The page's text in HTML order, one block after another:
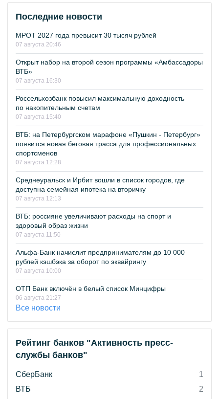
Последние новости
МРОТ 2027 года превысит 30 тысяч рублей
07 августа 20:46
Открыт набор на второй сезон программы «Амбассадоры
ВТБ»
07 августа 16:30
Россельхозбанк повысил максимальную доходность
по накопительным счетам
07 августа 15:40
ВТБ: на Петербургском марафоне «Пушкин - Петербург»
появится новая беговая трасса для профессиональных
спортсменов
07 августа 12:28
Среднеуральск и Ирбит вошли в список городов, где
доступна семейная ипотека на вторичку
07 августа 12:13
ВТБ: россияне увеличивают расходы на спорт и
здоровый образ жизни
07 августа 11:50
Альфа-Банк начислит предпринимателям до 10 000
рублей кэшбэка за оборот по эквайрингу
07 августа 10:00
ОТП Банк включён в белый список Минцифры
06 августа 21:27
Все новости
Рейтинг банков "Активность пресс-
службы банков"
СберБанк
1
ВТБ
2